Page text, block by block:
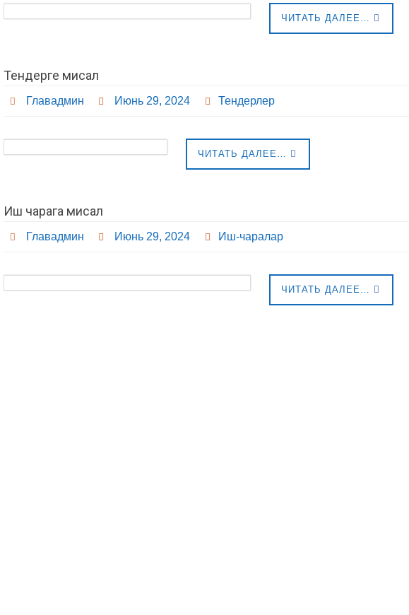
ЧИТАТЬ ДАЛЕЕ…
Тендерге мисал
Главадмин Июнь 29, 2024 Тендерлер
ЧИТАТЬ ДАЛЕЕ…
Иш чарага мисал
Главадмин Июнь 29, 2024 Иш-чаралар
ЧИТАТЬ ДАЛЕЕ…